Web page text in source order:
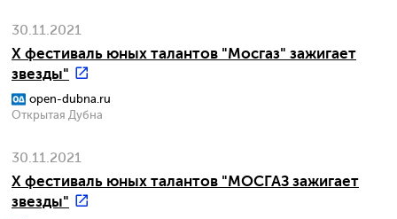
30.11.2021
X фестиваль юных талантов "Мосгаз" зажигает
звезды"
open-dubna.ru
Открытая Дубна
30.11.2021
X фестиваль юных талантов "МОСГАЗ зажигает
звезды"